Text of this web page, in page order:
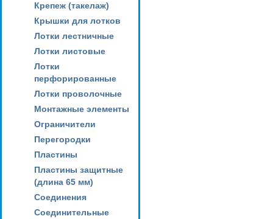
Крепеж (такелаж)
Крышки для лотков
Лотки лестничные
Лотки листовые
Лотки
перфорированные
Лотки проволочные
Монтажные элементы
Ограничители
Перегородки
Пластины
Пластины защитные
(длина 65 мм)
Соединения
Соединительные